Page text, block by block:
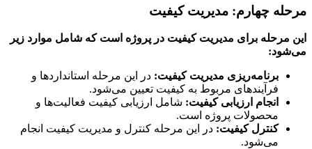
چهارم: مدیریت کیفیت
مرحله برای مدیریت کیفیت در پروژه است که شامل موارد زیر
:
برنامه‌ریزی مدیریت کیفیت:در این مرحله استانداردها و
فرآیندهای مربوط به کیفیت تعیین می‌شود.
انجام ارزیابی کیفیت:شامل ارزیابی کیفیت فعالیت‌ها و
محصولات پروژه است.
کنترل کیفیت:در این مرحله کنترل و مدیریت کیفیت انجام
می‌شود.